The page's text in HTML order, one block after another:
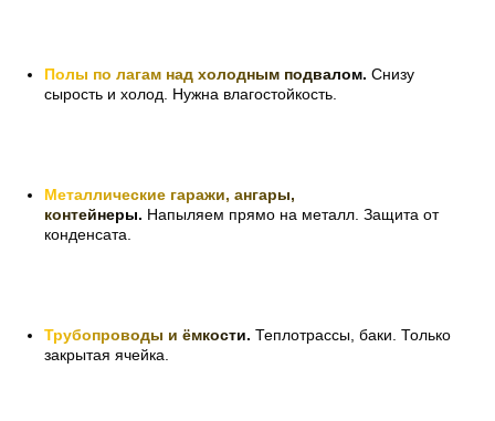
Полы по лагам над холодным подвалом. Снизу
сырость и холод. Нужна влагостойкость.
Металлические гаражи, ангары,
контейнеры. Напыляем прямо на металл. Защита от
конденсата.
Трубопроводы и ёмкости. Теплотрассы, баки. Только
закрытая ячейка.